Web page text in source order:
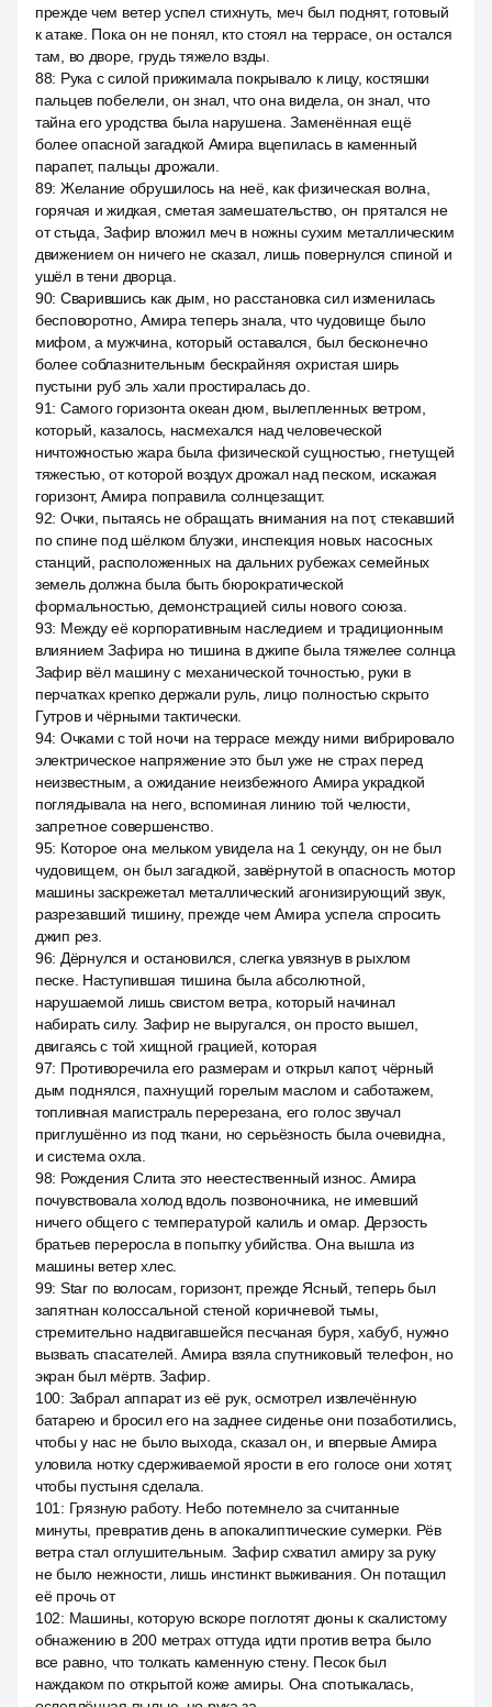
прежде чем ветер успел стихнуть, меч был поднят, готовый
к атаке. Пока он не понял, кто стоял на террасе, он остался
там, во дворе, грудь тяжело взды.
88: Рука с силой прижимала покрывало к лицу, костяшки
пальцев побелели, он знал, что она видела, он знал, что
тайна его уродства была нарушена. Заменённая ещё
более опасной загадкой Амира вцепилась в каменный
парапет, пальцы дрожали.
89: Желание обрушилось на неё, как физическая волна,
горячая и жидкая, сметая замешательство, он прятался не
от стыда, Зафир вложил меч в ножны сухим металлическим
движением он ничего не сказал, лишь повернулся спиной и
ушёл в тени дворца.
90: Сварившись как дым, но расстановка сил изменилась
бесповоротно, Амира теперь знала, что чудовище было
мифом, а мужчина, который оставался, был бесконечно
более соблазнительным бескрайняя охристая ширь
пустыни руб эль хали простиралась до.
91: Самого горизонта океан дюм, вылепленных ветром,
который, казалось, насмехался над человеческой
ничтожностью жара была физической сущностью, гнетущей
тяжестью, от которой воздух дрожал над песком, искажая
горизонт, Амира поправила солнцезащит.
92: Очки, пытаясь не обращать внимания на пот, стекавший
по спине под шёлком блузки, инспекция новых насосных
станций, расположенных на дальних рубежах семейных
земель должна была быть бюрократической
формальностью, демонстрацией силы нового союза.
93: Между её корпоративным наследием и традиционным
влиянием Зафира но тишина в джипе была тяжелее солнца
Зафир вёл машину с механической точностью, руки в
перчатках крепко держали руль, лицо полностью скрыто
Гутров и чёрными тактически.
94: Очками с той ночи на террасе между ними вибрировало
электрическое напряжение это был уже не страх перед
неизвестным, а ожидание неизбежного Амира украдкой
поглядывала на него, вспоминая линию той челюсти,
запретное совершенство.
95: Которое она мельком увидела на 1 секунду, он не был
чудовищем, он был загадкой, завёрнутой в опасность мотор
машины заскрежетал металлический агонизирующий звук,
разрезавший тишину, прежде чем Амира успела спросить
джип рез.
96: Дёрнулся и остановился, слегка увязнув в рыхлом
песке. Наступившая тишина была абсолютной,
нарушаемой лишь свистом ветра, который начинал
набирать силу. Зафир не выругался, он просто вышел,
двигаясь с той хищной грацией, которая
97: Противоречила его размерам и открыл капот, чёрный
дым поднялся, пахнущий горелым маслом и саботажем,
топливная магистраль перерезана, его голос звучал
приглушённо из под ткани, но серьёзность была очевидна,
и система охла.
98: Рождения Слита это неестественный износ. Амира
почувствовала холод вдоль позвоночника, не имевший
ничего общего с температурой калиль и омар. Дерзость
братьев переросла в попытку убийства. Она вышла из
машины ветер хлес.
99: Star по волосам, горизонт, прежде Ясный, теперь был
запятнан колоссальной стеной коричневой тьмы,
стремительно надвигавшейся песчаная буря, хабуб, нужно
вызвать спасателей. Амира взяла спутниковый телефон, но
экран был мёртв. Зафир.
100: Забрал аппарат из её рук, осмотрел извлечённую
батарею и бросил его на заднее сиденье они позаботились,
чтобы у нас не было выхода, сказал он, и впервые Амира
уловила нотку сдерживаемой ярости в его голосе они хотят,
чтобы пустыня сделала.
101 : Грязную работу. Небо потемнело за считанные
минуты, превратив день в апокалиптические сумерки. Рёв
ветра стал оглушительным. Зафир схватил амиру за руку
не было нежности, лишь инстинкт выживания. Он потащил
её прочь от
102: Машины, которую вскоре поглотят дюны к скалистому
обнажению в 200 метрах оттуда идти против ветра было
все равно, что толкать каменную стену. Песок был
наждаком по открытой коже амиры. Она спотыкалась,